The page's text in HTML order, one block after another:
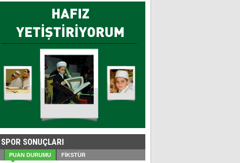
Demba Ba ve Sow kutsal
SPOR SONUÇLARI
PUAN DURUMU FİKSTÜR